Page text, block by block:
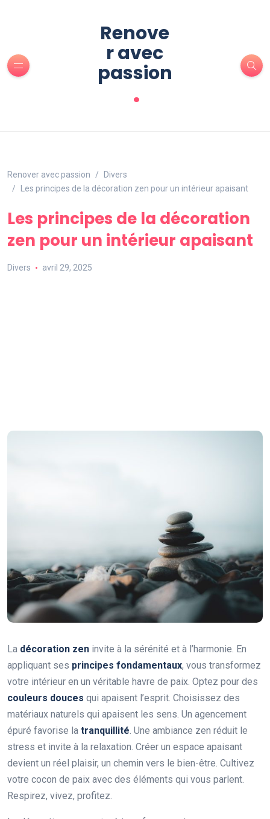
Renove
r avec
passion
.
Renover avec passion
Divers
Les principes de la décoration zen pour un intérieur apaisant
Les principes de la décoration
zen pour un intérieur apaisant
Divers avril 29, 2025
La décoration zen invite à la sérénité et à l’harmonie. En
appliquant ses principes fondamentaux, vous transformez
votre intérieur en un véritable havre de paix. Optez pour des
couleurs douces qui apaisent l’esprit. Choisissez des
matériaux naturels qui apaisent les sens. Un agencement
épuré favorise la tranquillité. Une ambiance zen réduit le
stress et invite à la relaxation. Créer un espace apaisant
devient un réel plaisir, un chemin vers le bien-être. Cultivez
votre cocon de paix avec des éléments qui vous parlent.
Respirez, vivez, profitez.